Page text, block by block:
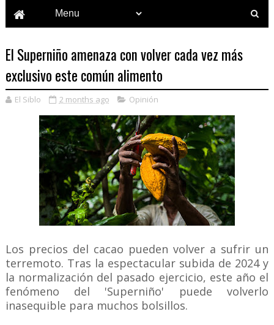
El Superniño amenaza con volver cada vez más
exclusivo este común alimento
El Siblo 2 months ago Opinión
Los precios del cacao pueden volver a sufrir un
terremoto. Tras la espectacular subida de 2024 y
la normalización del pasado ejercicio, este año el
fenómeno del 'Superniño' puede volverlo
inasequible para muchos bolsillos.